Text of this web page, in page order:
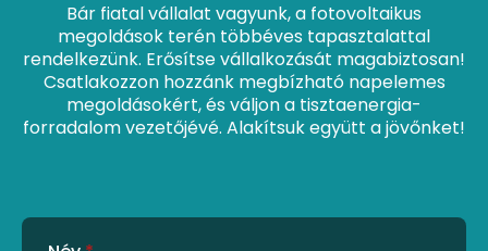
Bár fiatal vállalat vagyunk, a fotovoltaikus
megoldások terén többéves tapasztalattal
rendelkezünk. Erősítse vállalkozását magabiztosan!
Csatlakozzon hozzánk megbízható napelemes
megoldásokért, és váljon a tisztaenergia-
forradalom vezetőjévé. Alakítsuk együtt a jövőnket!